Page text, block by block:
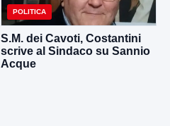
POLITICA
S.M. dei Cavoti, Costantini
scrive al Sindaco su Sannio
Acque